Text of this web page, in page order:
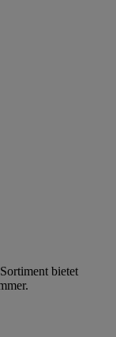
bietet